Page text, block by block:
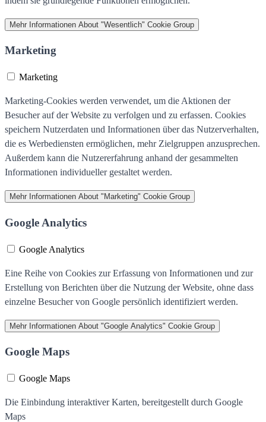
Mehr Informationen About "Wesentlich" Cookie Group
Marketing
Marketing
Marketing-Cookies werden verwendet, um die Aktionen der
Besucher auf der Website zu verfolgen und zu erfassen. Cookies
speichern Nutzerdaten und Informationen über das Nutzerverhalten,
die es Werbediensten ermöglichen, mehr Zielgruppen anzusprechen.
Außerdem kann die Nutzererfahrung anhand der gesammelten
Informationen individueller gestaltet werden.
Mehr Informationen About "Marketing" Cookie Group
Google Analytics
Google Analytics
Eine Reihe von Cookies zur Erfassung von Informationen und zur
Erstellung von Berichten über die Nutzung der Website, ohne dass
einzelne Besucher von Google persönlich identifiziert werden.
Mehr Informationen About "Google Analytics" Cookie Group
Google Maps
Google Maps
Die Einbindung interaktiver Karten, bereitgestellt durch Google
Maps